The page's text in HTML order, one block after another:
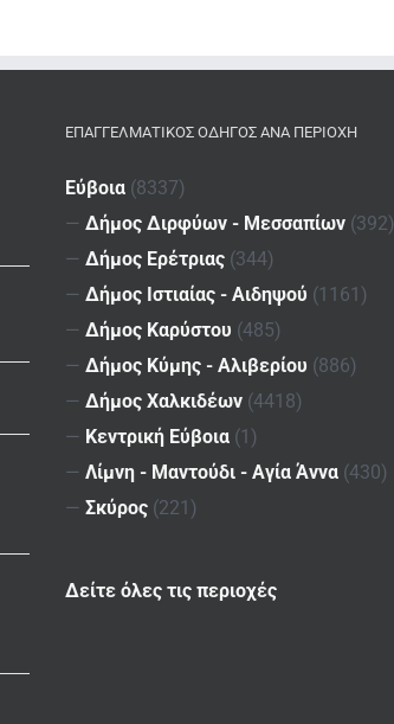
ΕΠΑΓΓΕΛΜΑΤΙΚΌΣ ΟΔΗΓΌΣ ΑΝΆ ΠΕΡΙΟΧΉ
Εύβοια (8337)
— Δήμος Διρφύων - Μεσσαπίων (392)
— Δήμος Ερέτριας (344)
— Δήμος Ιστιαίας - Αιδηψού (1161)
— Δήμος Καρύστου (485)
— Δήμος Κύμης - Αλιβερίου (886)
— Δήμος Χαλκιδέων (4418)
— Κεντρική Εύβοια (1)
— Λίμνη - Μαντούδι - Αγία Άννα (430)
— Σκύρος (221)
Δείτε όλες τις περιοχές